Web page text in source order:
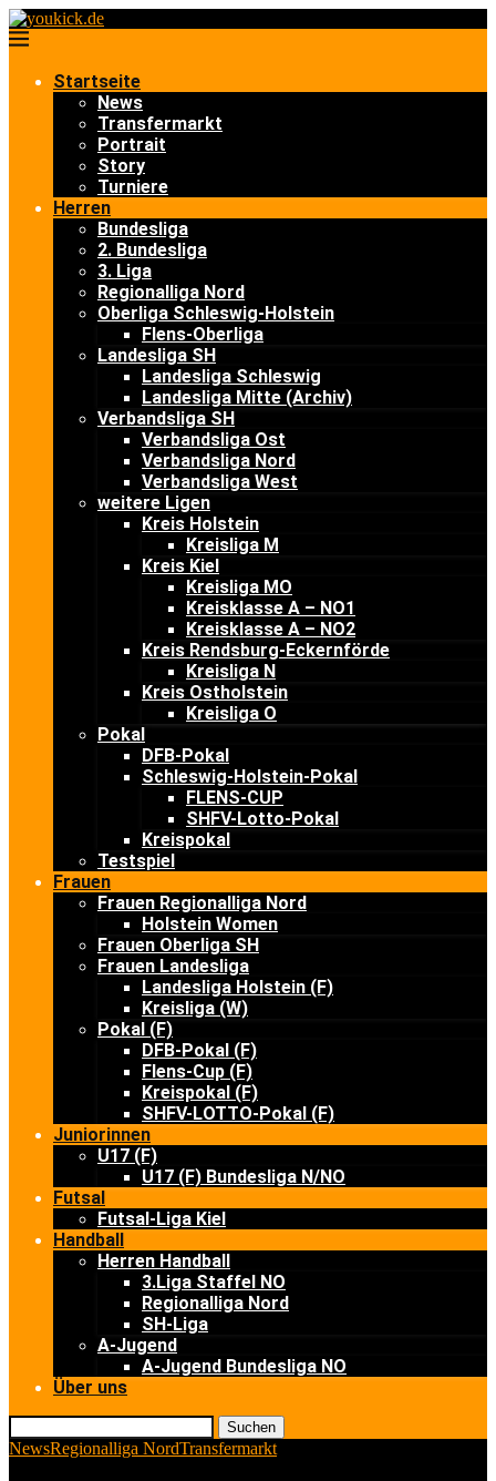
Startseite
News
Transfermarkt
Portrait
Story
Turniere
Herren
Bundesliga
2. Bundesliga
3. Liga
Regionalliga Nord
Oberliga Schleswig-Holstein
Flens-Oberliga
Landesliga SH
Landesliga Schleswig
Landesliga Mitte (Archiv)
Verbandsliga SH
Verbandsliga Ost
Verbandsliga Nord
Verbandsliga West
weitere Ligen
Kreis Holstein
Kreisliga M
Kreis Kiel
Kreisliga MO
Kreisklasse A – NO1
Kreisklasse A – NO2
Kreis Rendsburg-Eckernförde
Kreisliga N
Kreis Ostholstein
Kreisliga O
Pokal
DFB-Pokal
Schleswig-Holstein-Pokal
FLENS-CUP
SHFV-Lotto-Pokal
Kreispokal
Testspiel
Frauen
Frauen Regionalliga Nord
Holstein Women
Frauen Oberliga SH
Frauen Landesliga
Landesliga Holstein (F)
Kreisliga (W)
Pokal (F)
DFB-Pokal (F)
Flens-Cup (F)
Kreispokal (F)
SHFV-LOTTO-Pokal (F)
Juniorinnen
U17 (F)
U17 (F) Bundesliga N/NO
Futsal
Futsal-Liga Kiel
Handball
Herren Handball
3.Liga Staffel NO
Regionalliga Nord
SH-Liga
A-Jugend
A-Jugend Bundesliga NO
Über uns
Suchen
NewsRegionalliga NordTransfermarkt